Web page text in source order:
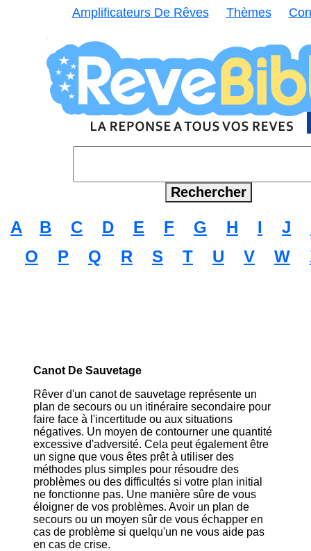
Amplificateurs De Rêves Thèmes
A B C D E F G H I J
O
P Q R S T U V W
Canot De Sauvetage
Rêver d'un canot de sauvetage représente un
plan de secours ou un itinéraire secondaire pour
faire face à l'incertitude ou aux situations
négatives. Un moyen de contourner une quantité
excessive d'adversité. Cela peut également être
un signe que vous êtes prêt à utiliser des
méthodes plus simples pour résoudre des
problèmes ou des difficultés si votre plan initial
ne fonctionne pas. Une manière sûre de vous
éloigner de vos problèmes. Avoir un plan de
secours ou un moyen sûr de vous échapper en
cas de problème si quelqu'un ne vous aide pas
en cas de crise.